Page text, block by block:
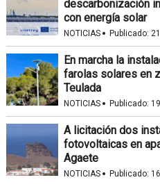
descarbonización
con energía solar
NOTICIAS · Publicado:
En marcha la
farolas solares en
Teulada
NOTICIAS · Publicado:
A licitación dos
fotovoltaicas en
Agaete
NOTICIAS · Publicado: